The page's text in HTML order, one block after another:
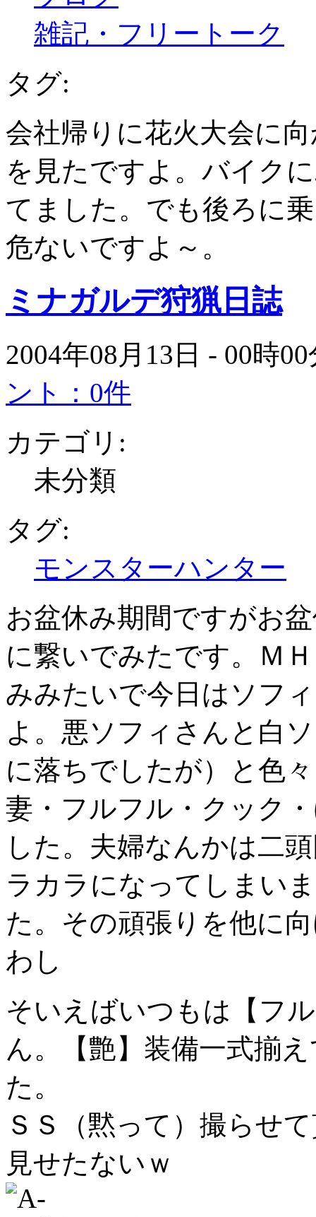
雑記・フリートーク
タグ:
会社帰りに花火大会に
を見たですよ。バイク
てました。でも後ろに
危ないですよ～。
ミナガルデ狩猟日誌
2004年08月13日 - 00時
ント：0件
カテゴリ:
未分類
タグ:
モンスターハンター
お盆休み期間ですがお
に繋いでみたです。Ｍ
みみたいで今日はソフ
よ。悪ソフィさんと白
に落ちでしたが）と色
妻・フルフル・クック
した。夫婦なんかは二
ラカラになってしまい
た。その頑張りを他に
わし
そいえばいつもは【フ
ん。【艶】装備一式揃
た。
ＳＳ（黙って）撮らせ
見せたないｗ